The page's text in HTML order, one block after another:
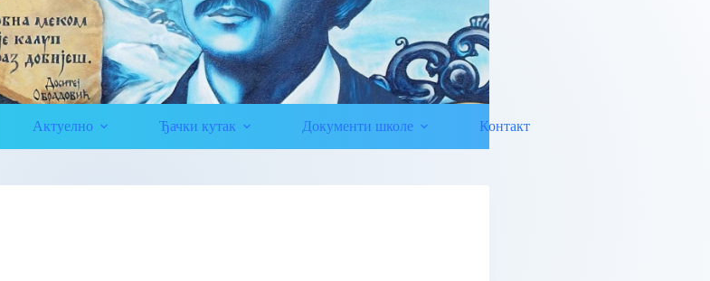
Актуелно Ђачки кутак Документи школе Контакт